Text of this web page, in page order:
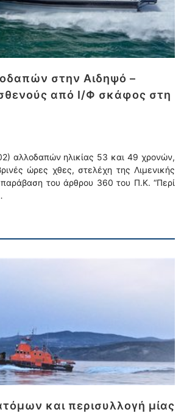
στην Αιδηψό –
από Ι/Φ σκάφος στη
αλλοδαπών ηλικίας 53 και 49 χρονών,
ώρες χθες, στελέχη της Λιμενικής
του άρθρου 360 του Π.Κ. “Περί
και περισυλλογή μίας